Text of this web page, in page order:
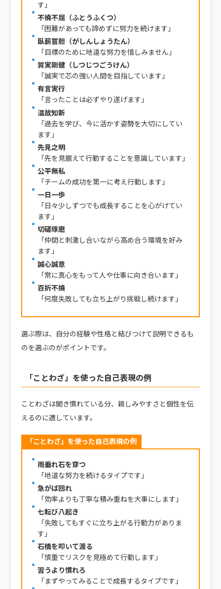
す」
不撓不屈（ふとうふくつ）
「困難があっても諦めずに努力を続けます」
臥薪嘗胆（がしんしょうたん）
「目標のために地道な努力を惜しみません」
質実剛健（しつじつごうけん）
「誠実で芯の強い人間を目指しています」
有言実行
「言ったことは必ずやり遂げます」
温故知新
「過去を学び、今に活かす姿勢を大切にしてい
ます」
先見之明
「先を見据えて行動することを意識しています」
公平無私
「チームの成功を第一に考え行動します」
一日一歩
「日々少しずつでも成長することを心がけてい
ます」
切磋琢磨
「仲間と刺激し合いながら高め合う環境を好み
ます」
誠心誠意
「常に真心をもって人や仕事に向き合います」
百折不撓
「何度失敗しても立ち上がり挑戦し続けます」
選ぶ際は、自分の経験や性格と結びつけて説明できるも
のを選ぶのがポイントです。
「ことわざ」を使った自己表現の例
ことわざは聞き慣れている分、親しみやすさと個性を伝
えるのに適しています。
「ことわざ」を使った自己表現の例
雨垂れ石を穿つ
「地道な努力を続けるタイプです」
急がば回れ
「効率よりも丁寧な積み重ねを大事にします」
七転び八起き
「失敗してもすぐに立ち上がる行動力がありま
す」
石橋を叩いて渡る
「慎重でリスクを見極めて行動します」
習うより慣れろ
「まずやってみることで成長するタイプです」